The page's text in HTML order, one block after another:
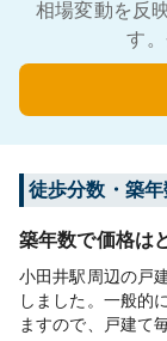
相場変動を反
す
徒歩分数・築
築年数で価格は
小田井駅周辺の戸
しました。一般的
ますので、戸建て